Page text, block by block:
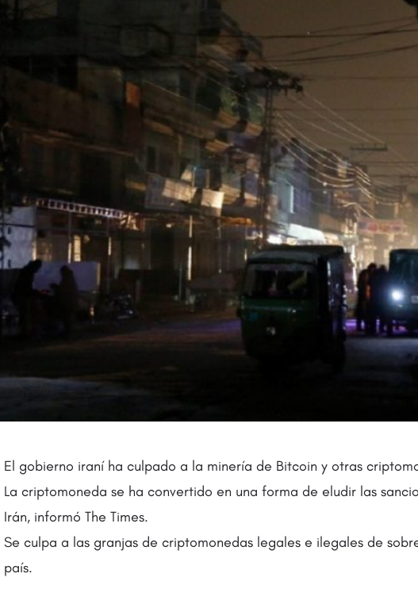
El gobierno iraní ha culpado a la minería de Bitcoin y otras
La criptomoneda se ha convertido en una forma de eludir las
Irán, informó The Times.
Se culpa a las granjas de criptomonedas legales e ilegales de
país.